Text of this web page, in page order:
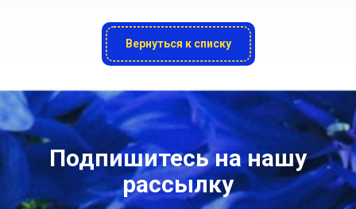
Вернуться к списку
Подпишитесь на нашу
рассылку